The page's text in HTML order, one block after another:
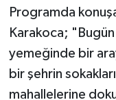
Programda
Karakoca;
yemeğinde bir
bir şehrin
mahallelerine